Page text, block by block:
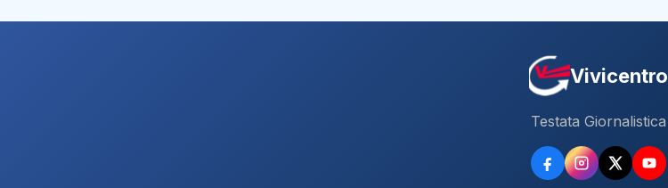
Vivicentro
Testata Giornalistica